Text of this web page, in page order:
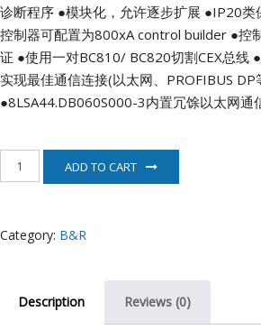
诊断程序 ●模块化，允许逐步扩展 ●IP20类
控制器可配置为800xA control builder ●控
证 ●使用一对BC810/ BC820切割CEX总线
实现最佳通信连接(以太网、PROFIBUS DP
●8LSA44.DB060S000-3内置冗馀以太网通
B&R
ADD TO CART
Category: B&R
Description Reviews (0)